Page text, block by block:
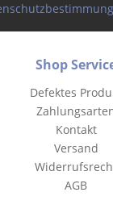
Shop
Defektes
Kontakt
Versand
AGB